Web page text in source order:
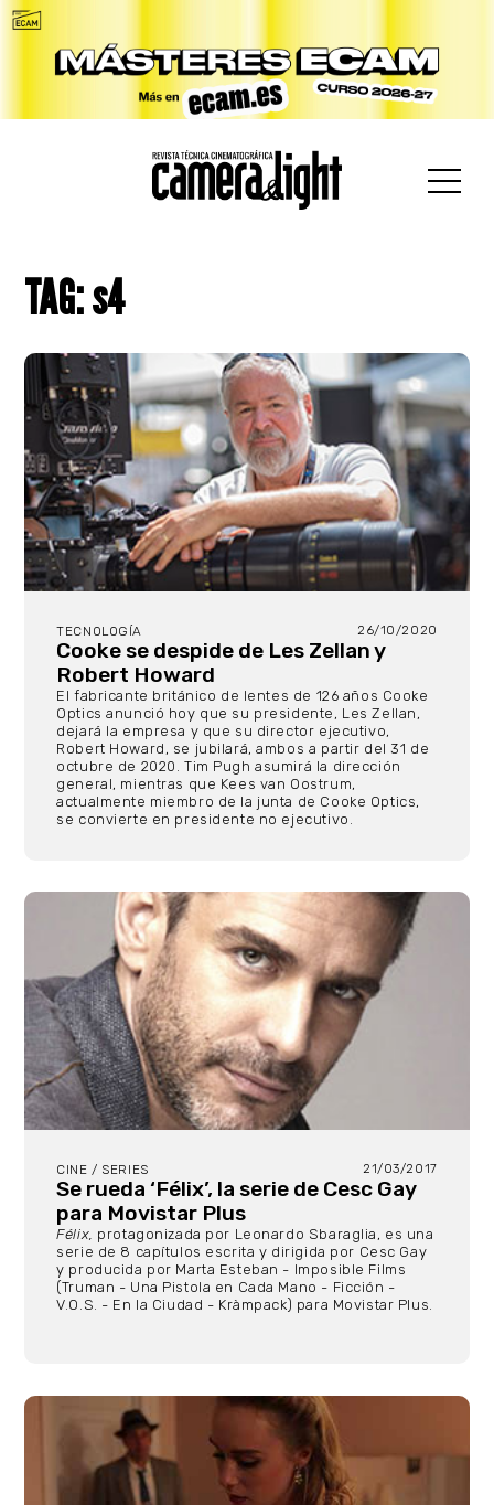
TAG: s4
TECNOLOGÍA 26/10/2020
Cooke se despide de Les Zellan y
Robert Howard
El fabricante británico de lentes de 126 años Cooke
Optics anunció hoy que su presidente, Les Zellan,
dejará la empresa y que su director ejecutivo,
Robert Howard, se jubilará, ambos a partir del 31 de
octubre de 2020. Tim Pugh asumirá la dirección
general, mientras que Kees van Oostrum,
actualmente miembro de la junta de Cooke Optics,
se convierte en presidente no ejecutivo.
CINE / SERIES 21/03/2017
Se rueda ‘Félix’, la serie de Cesc Gay
para Movistar Plus
Félix, protagonizada por Leonardo Sbaraglia, es una
serie de 8 capítulos escrita y dirigida por Cesc Gay
y producida por Marta Esteban - Imposible Films
(Truman - Una Pistola en Cada Mano - Ficción -
V.O.S. - En la Ciudad - Kràmpack) para Movistar Plus.